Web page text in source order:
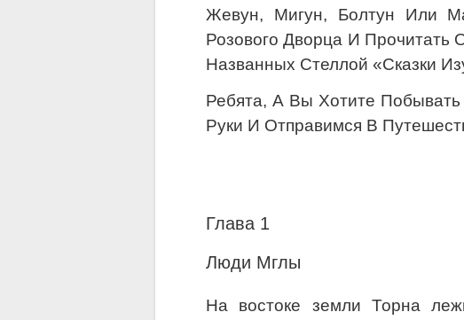
Жевун, Мигун, Болтун Или
Розового Дворца И Прочитать
Названных Стеллой «Сказки
Ребята, А Вы Хотите
Руки И Отправимся В
Глава 1
Люди Мглы
На востоке земли Торна